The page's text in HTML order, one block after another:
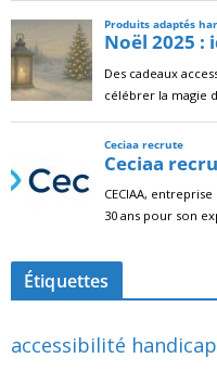
Étiquettes
accessibilité handicap